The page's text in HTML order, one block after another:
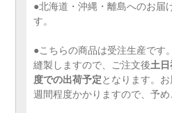
●北海道・沖縄・離島へのお届
す。
●こちらの商品は受注生産です
縫製しますので、ご注文後土
度での出荷予定となります。
週間程度かかりますので、予め